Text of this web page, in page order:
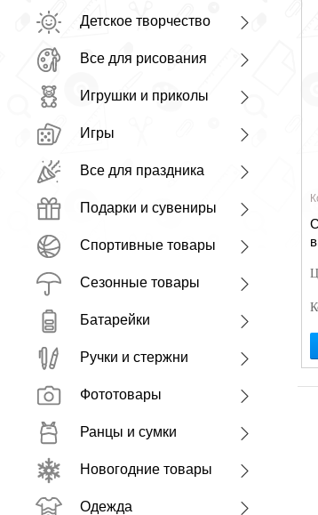
Детское творчество
Все для рисования
Игрушки и приколы
Игры
Все для праздника
Подарки и сувениры
Спортивные товары
Сезонные товары
Батарейки
Ручки и стержни
Фототовары
Ранцы и сумки
Новогодние товары
Одежда